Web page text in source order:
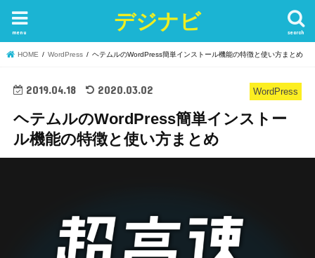
デジナビ search
menu
HOME WordPress ヘテムルのWordPress簡単インストール機能の特徴と使い方まとめ
WordPress
2019.04.18 2020.03.02
ヘテムルのWordPress簡単インストー
ル機能の特徴と使い方まとめ